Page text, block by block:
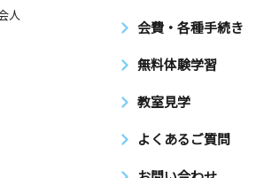
人
会費・各種手続き
無料体験学習
教室見学
よくあるご質問